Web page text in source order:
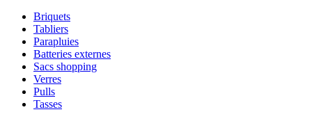
Briquets
Tabliers
Parapluies
Batteries externes
Sacs shopping
Verres
Pulls
Tasses